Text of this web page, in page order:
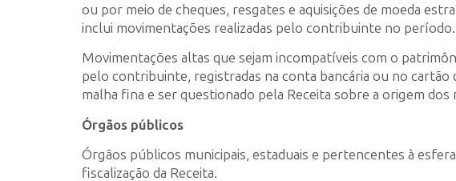
ou por meio de cheques, resgates e aquisições de moeda
inclui movimentações realizadas pelo contribuinte no período.
Movimentações altas que sejam incompatíveis com o
pelo contribuinte, registradas na conta bancária ou no cartão
malha fina e ser questionado pela Receita sobre a origem dos
Órgãos públicos
Órgãos públicos municipais, estaduais e pertencentes à
fiscalização da Receita.